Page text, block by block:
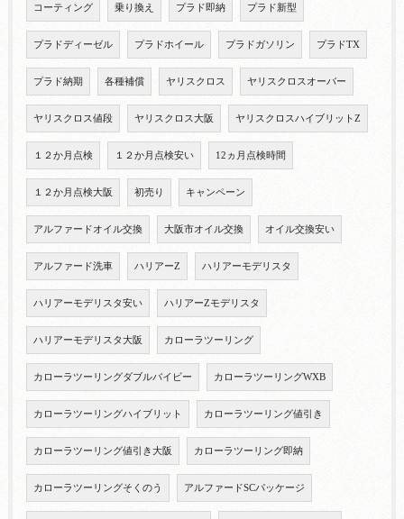
コーティング 乗り換え プラド即納 プラド新型
プラドディーゼル プラドホイール プラドガソリン プラドTX
プラド納期 各種補償 ヤリスクロス ヤリスクロスオーバー
ヤリスクロス値段 ヤリスクロス大阪 ヤリスクロスハイブリットZ
１２か月点検 １２か月点検安い 12ヵ月点検時間
１２か月点検大阪 初売り キャンペーン
アルファードオイル交換 大阪市オイル交換 オイル交換安い
アルファード洗車 ハリアーZ ハリアーモデリスタ
ハリアーモデリスタ安い ハリアーZモデリスタ
ハリアーモデリスタ大阪 カローラツーリング
カローラツーリングダブルバイビー カローラツーリングWXB
カローラツーリングハイブリット カローラツーリング値引き
カローラツーリング値引き大阪 カローラツーリング即納
カローラツーリングそくのう アルファードSCパッケージ